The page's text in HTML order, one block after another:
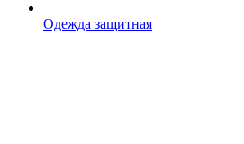
Одежда защитная